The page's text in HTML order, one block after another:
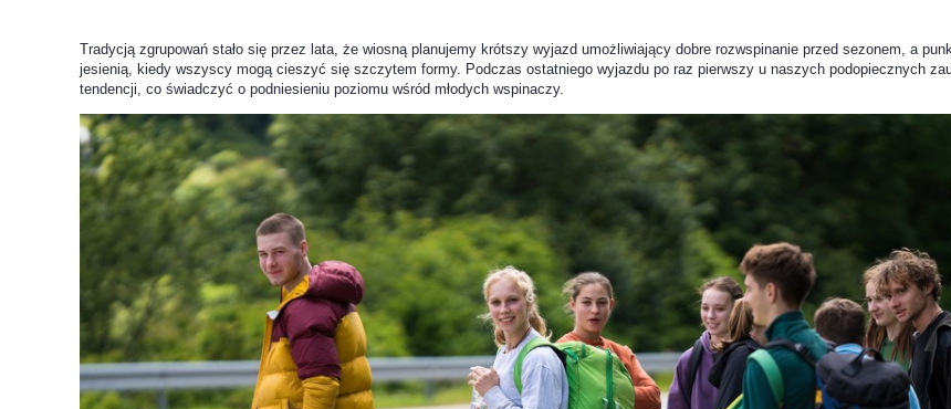
Tradycją zgrupowań stało się przez lata, że wiosną planujemy krótszy wyjazd umożliwiający dobre rozwspinanie przed sezonem, a
jesienią, kiedy wszyscy mogą cieszyć się szczytem formy. Podczas ostatniego wyjazdu po raz pierwszy u naszych podopiecznych
tendencji, co świadczyć o podniesieniu poziomu wśród młodych wspinaczy.